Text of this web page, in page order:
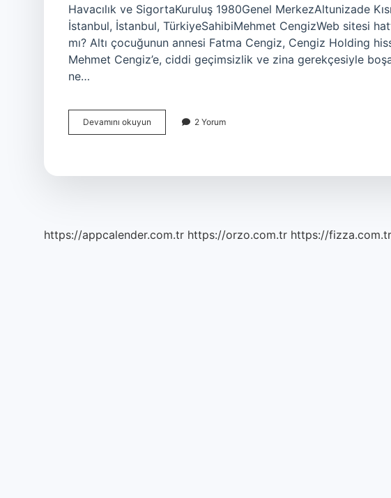
Havacılık ve SigortaKuruluş 1980Genel MerkezAltunizade
İstanbul, İstanbul, TürkiyeSahibiMehmet CengizWeb sitesi
mı? Altı çocuğunun annesi Fatma Cengiz, Cengiz Holding
Mehmet Cengiz’e, ciddi geçimsizlik ve zina gerekçesiyle
ne…
Devamını okuyun Mehmet
Cengiz
2 Yorum
https://appcalender.com.tr https://orzo.com.tr https://fizza.com.tr